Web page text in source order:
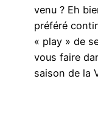
venu ? Eh
préféré
« play » de
vous faire
saison de la